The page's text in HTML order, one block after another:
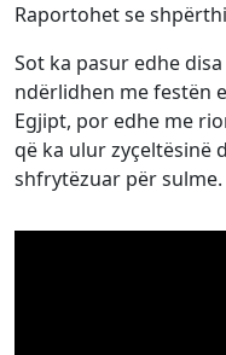
Raportohet se
Sot ka pasur edhe
ndërlidhen me festën
Egjipt, por edhe me
që ka ulur zyçeltësinë
shfrytëzuar për sulme.